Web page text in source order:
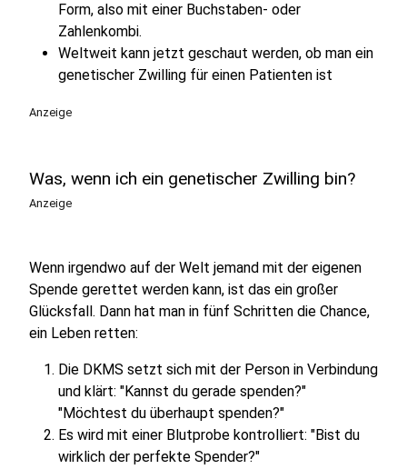
Form, also mit einer Buchstaben- oder
Zahlenkombi.
Weltweit kann jetzt geschaut werden, ob man ein
genetischer Zwilling für einen Patienten ist
Anzeige
Was, wenn ich ein genetischer Zwilling bin?
Anzeige
Wenn irgendwo auf der Welt jemand mit der eigenen
Spende gerettet werden kann, ist das ein großer
Glücksfall. Dann hat man in fünf Schritten die Chance,
ein Leben retten:
Die DKMS setzt sich mit der Person in Verbindung
und klärt: "Kannst du gerade spenden?"
"Möchtest du überhaupt spenden?"
Es wird mit einer Blutprobe kontrolliert: "Bist du
wirklich der perfekte Spender?"